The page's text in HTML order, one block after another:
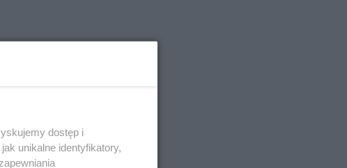
teraz możemy
dostęp i
unikalne identyfikatory,